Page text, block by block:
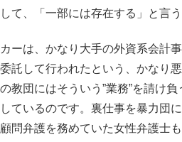
て、「一部には存在する」と言う
ーは、かなり大手の外資系会計
託して行われたという、かなり
教団にはそういう”業務”を請け負
ているのです。裏仕事を暴力団
問弁護を務めていた女性弁護士